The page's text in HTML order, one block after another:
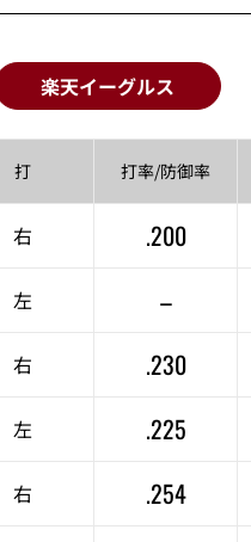
楽天イーグルス
打 打率/防御率
右 .200
左 –
右 .230
左 .225
右 .254